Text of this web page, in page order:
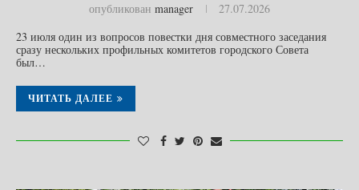
опубликован manager
27.07.2026
23 июля один из вопросов повестки дня совместного заседания
сразу нескольких профильных комитетов городского Совета
был…
ЧИТАТЬ ДАЛЕЕ